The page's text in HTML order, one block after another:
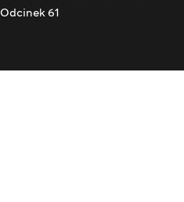
Odcinek 61